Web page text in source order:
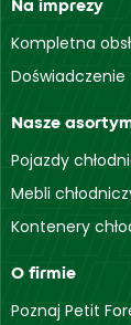
Na imprezy
Kompletna
Doświadczenie
Nasze
Pojazdy
Mebli
Kontenery
O firmie
Poznaj Petit